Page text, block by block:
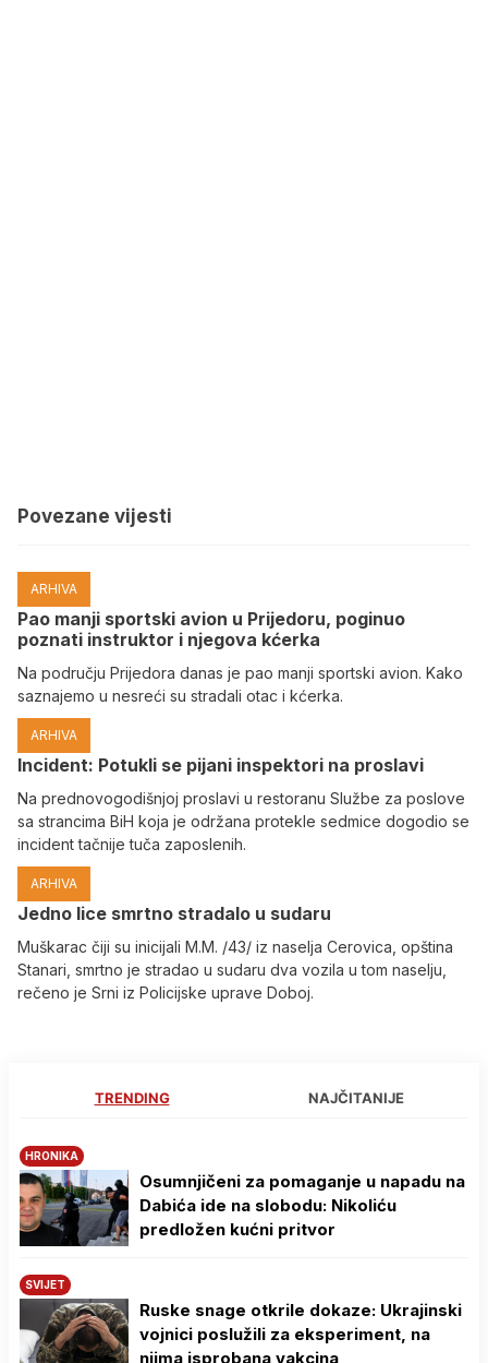
Povezane vijesti
ARHIVA
Pao manji sportski avion u Prijedoru, poginuo
poznati instruktor i njegova kćerka
Na području Prijedora danas je pao manji sportski avion. Kako
saznajemo u nesreći su stradali otac i kćerka.
ARHIVA
Incident: Potukli se pijani inspektori na proslavi
Na prednovogodišnjoj proslavi u restoranu Službe za poslove
sa strancima BiH koja je održana protekle sedmice dogodio se
incident tačnije tuča zaposlenih.
ARHIVA
Јedno lice smrtno stradalo u sudaru
Muškarac čiji su inicijali M.M. /43/ iz naselja Cerovica, opština
Stanari, smrtno je stradao u sudaru dva vozila u tom naselju,
rečeno je Srni iz Policijske uprave Doboj.
TRENDING NAJČITANIJE
HRONIKA
Osumnjičeni za pomaganje u napadu na
Dabića ide na slobodu: Nikoliću
predložen kućni pritvor
SVIJET
Ruske snage otkrile dokaze: Ukrajinski
vojnici poslužili za eksperiment, na
njima isprobana vakcina